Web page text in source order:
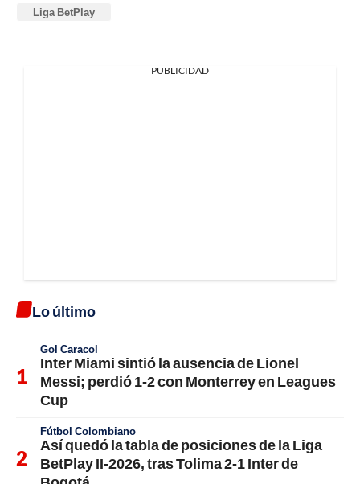
Liga BetPlay
PUBLICIDAD
Lo último
Gol Caracol
Inter Miami sintió la ausencia de Lionel
Messi; perdió 1-2 con Monterrey en Leagues
Cup
Fútbol Colombiano
Así quedó la tabla de posiciones de la Liga
BetPlay II-2026, tras Tolima 2-1 Inter de